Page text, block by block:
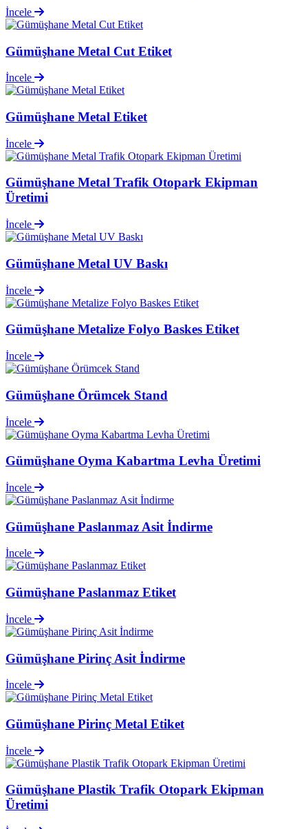
İncele
Gümüşhane Metal Cut Etiket
İncele
Gümüşhane Metal Etiket
İncele
Gümüşhane Metal Trafik Otopark Ekipman
Üretimi
İncele
Gümüşhane Metal UV Baskı
İncele
Gümüşhane Metalize Folyo Baskes Etiket
İncele
Gümüşhane Örümcek Stand
İncele
Gümüşhane Oyma Kabartma Levha Üretimi
İncele
Gümüşhane Paslanmaz Asit İndirme
İncele
Gümüşhane Paslanmaz Etiket
İncele
Gümüşhane Pirinç Asit İndirme
İncele
Gümüşhane Pirinç Metal Etiket
İncele
Gümüşhane Plastik Trafik Otopark Ekipman
Üretimi